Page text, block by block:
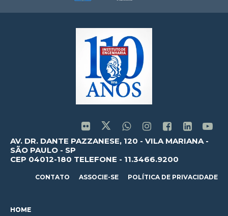
AV. DR. DANTE PAZZANESE, 120 - VILA MARIANA -
SÃO PAULO - SP
CEP 04012-180 TELEFONE - 11.3466.9200
CONTATO ASSOCIE-SE POLÍTICA DE PRIVACIDADE
HOME